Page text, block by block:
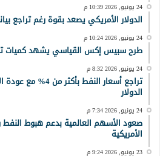
24 يونيو, 2026 10:39 م
الدولار الأمريكي يصعد بقوة رغم تراجع
24 يونيو, 2026 10:24 م
طرح سبيس إكس القياسي يشهد كميات
24 يونيو, 2026 8:32 م
تراجع أسعار النفط
الدولار
24 يونيو, 2026 7:34 م
صعود الأسهم العالمية بدعم هبوط النفط
الأمريكية
23 يونيو, 2026 9:24 م